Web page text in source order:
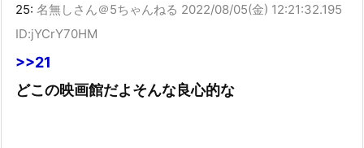
25: 名無しさん＠5ちゃんねる 2022/08/05(金) 12:21:32.195
ID:jYCrY70HM
>>21
どこの映画館だよそんな良心的な